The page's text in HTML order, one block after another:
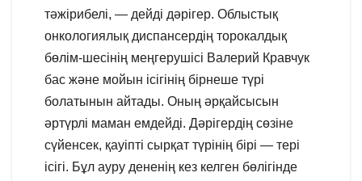
тәжірибелі, — дейді дәрігер. Облыстық
онкологиялық диспансердің торокалдық
бөлім-шесінің меңгерушісі Валерий Кравчук
бас және мойын ісігінің бірнеше түрі
болатынын айтады. Оның әрқайсысын
әртүрлі маман емдейді. Дәрігердің сөзіне
сүйенсек, қауіпті сырқат түрінің бірі — тері
ісігі. Бұл ауру дененің кез келген бөлігінде